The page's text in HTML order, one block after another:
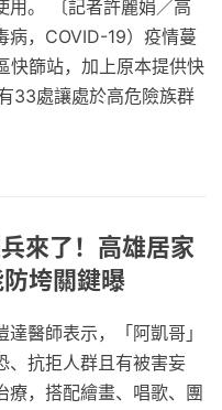
用。 〔記者許麗娟／高
病，COVID-19）疫情蔓
快篩站，加上原本提供快
33處讓處於高危險族群
來了！高雄居家
垮關鍵曝
醫師表示，「阿凱哥」
、抗拒人群且有被害妄
療，搭配繪畫、唱歌、團